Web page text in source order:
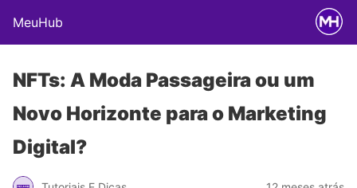
MeuHub
NFTs: A Moda Passageira ou um
Novo Horizonte para o Marketing
Digital?